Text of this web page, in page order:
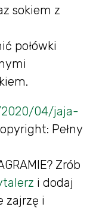
sokiem z
połówki
04/jaja-
Pełny
Zrób
i dodaj
zajrzę i